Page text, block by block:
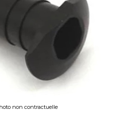
non contractuelle